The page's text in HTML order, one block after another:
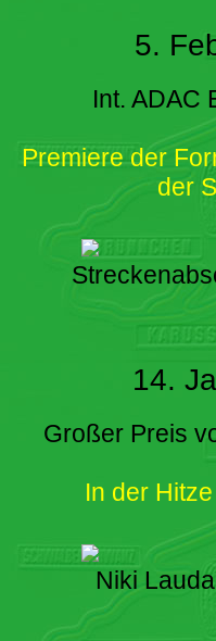
5.
Int. ADAC
Premiere der
der
14.
Großer Preis
In der
Niki